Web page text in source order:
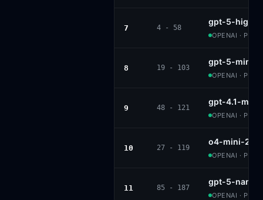
7 4 - 58
gpt-5-high
OPENAI ·
8 19 - 103
gpt-5-mini-
OPENAI ·
9 48 - 121
gpt-4.1-
OPENAI ·
10 27 - 119
o4-mini-
OPENAI ·
11 85 - 187
gpt-5-nano-
OPENAI ·